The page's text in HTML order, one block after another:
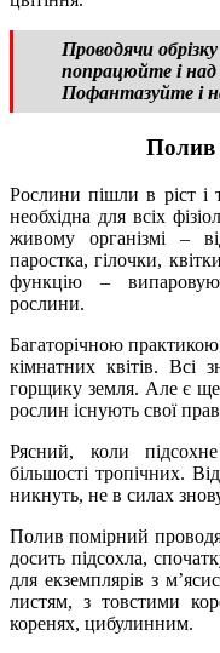
Проводячи
попрацюйте і над
Пофантазуйте і
Полив
Рослини пішли в ріст і
необхідна для всіх
живому організмі –
паростка, гілочки,
функцію –
рослини.
Багаторічною
кімнатних квітів. Всі
горщику земля. Але є ще
рослин існують свої
Рясний, коли
більшості тропічних.
никнуть, не в силах
Полив помірний
досить підсохла,
для екземплярів з
листям, з товстими
коренях, цибулинним.